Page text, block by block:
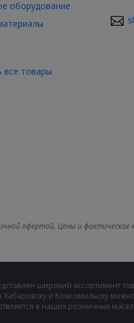
оборудование
все товары
офертой. Цены и
широкий ассортимент
и Комсомольску
в наших розничных